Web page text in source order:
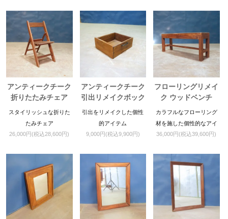
アンティークチーク
折りたたみチェア
スタイリッシュな折りた
たみチェア
26,000円(税込28,600円)
アンティークチーク
引出リメイクボック
ス
引出をリメイクした個性
的アイテム
9,000円(税込9,900円)
フローリングリメイ
ク ウッドベンチ
カラフルなフローリング
材を施した個性的なアイ
テム
36,000円(税込39,600円)